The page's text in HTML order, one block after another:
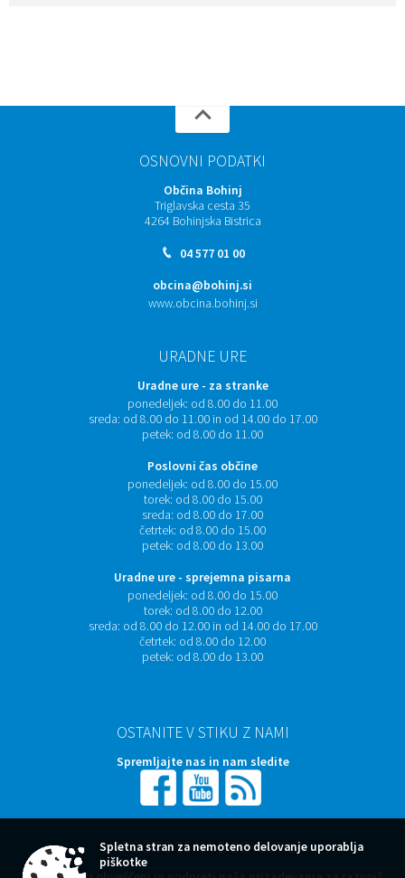
OSNOVNI PODATKI
Občina Bohinj
Triglavska cesta 35
4264 Bohinjska Bistrica
04 577 01 00
obcina@bohinj.si
www.obcina.bohinj.si
URADNE URE
Uradne ure - za stranke
ponedeljek: od 8.00 do 11.00
sreda: od 8.00 do 11.00 in od 14.00 do 17.00
petek: od 8.00 do 11.00
Poslovni čas občine
ponedeljek: od 8.00 do 15.00
torek: od 8.00 do 15.00
sreda: od 8.00 do 17.00
četrtek: od 8.00 do 15.00
petek: od 8.00 do 13.00
Uradne ure - sprejemna pisarna
ponedeljek: od 8.00 do 15.00
torek: od 8.00 do 12.00
sreda: od 8.00 do 12.00 in od 14.00 do 17.00
četrtek: od 8.00 do 12.00
petek: od 8.00 do 13.00
OSTANITE V STIKU Z NAMI
Spremljajte nas in nam sledite
NAROČITE SE NA E-OBVESTILA
Spletna stran za nemoteno delovanje uporablja
piškotke